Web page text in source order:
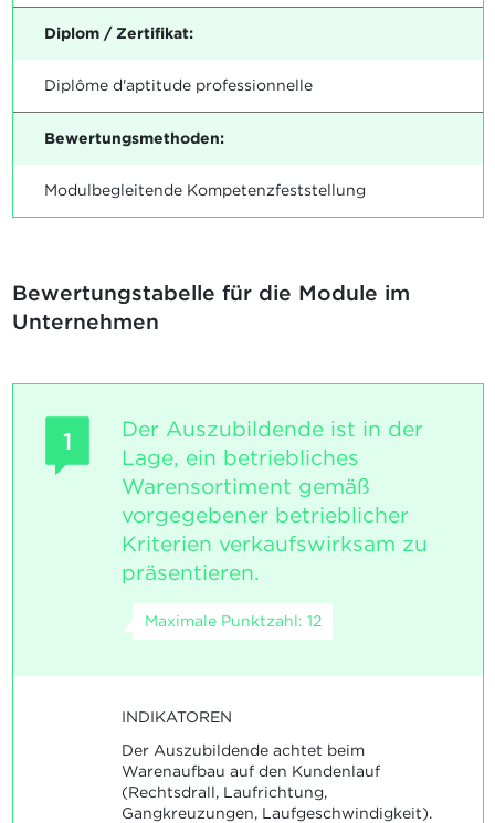
Diplom / Zertifikat:
Diplôme d'aptitude professionnelle
Bewertungsmethoden:
Modulbegleitende Kompetenzfeststellung
Bewertungstabelle für die Module im
Unternehmen
1
Der Auszubildende ist in der
Lage, ein betriebliches
Warensortiment gemäß
vorgegebener betrieblicher
Kriterien verkaufswirksam zu
präsentieren.
Maximale Punktzahl: 12
INDIKATOREN
Der Auszubildende achtet beim
Warenaufbau auf den Kundenlauf
(Rechtsdrall, Laufrichtung,
Gangkreuzungen, Laufgeschwindigkeit).